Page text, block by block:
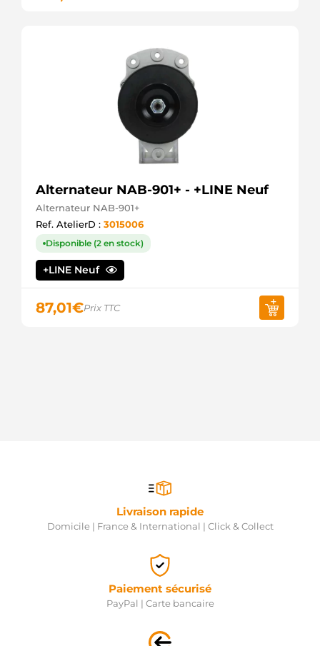
Alternateur NAB-901+ - +LINE Neuf
Alternateur NAB-901+
Ref. AtelierD : 3015006
Disponible (2 en stock)
+LINE Neuf
87,01€Prix TTC
Livraison rapide
Domicile | France & International | Click & Collect
Paiement sécurisé
PayPal | Carte bancaire